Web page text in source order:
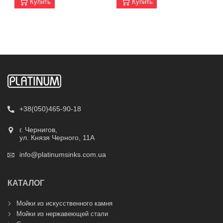
Купить Купить
+38(050)465-90-18
г. Чернигов,
ул. Князя Черного, 11А
info@platinumsinks.com.ua
КАТАЛОГ
Мойки из искусственного камня
Мойки из нержавеющей стали